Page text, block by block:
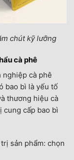
chút kỹ lưỡng
cà phê
cà phê
bao bì là yếu tố
thương hiệu cà
cung cấp bao bì
sản phẩm: chọn